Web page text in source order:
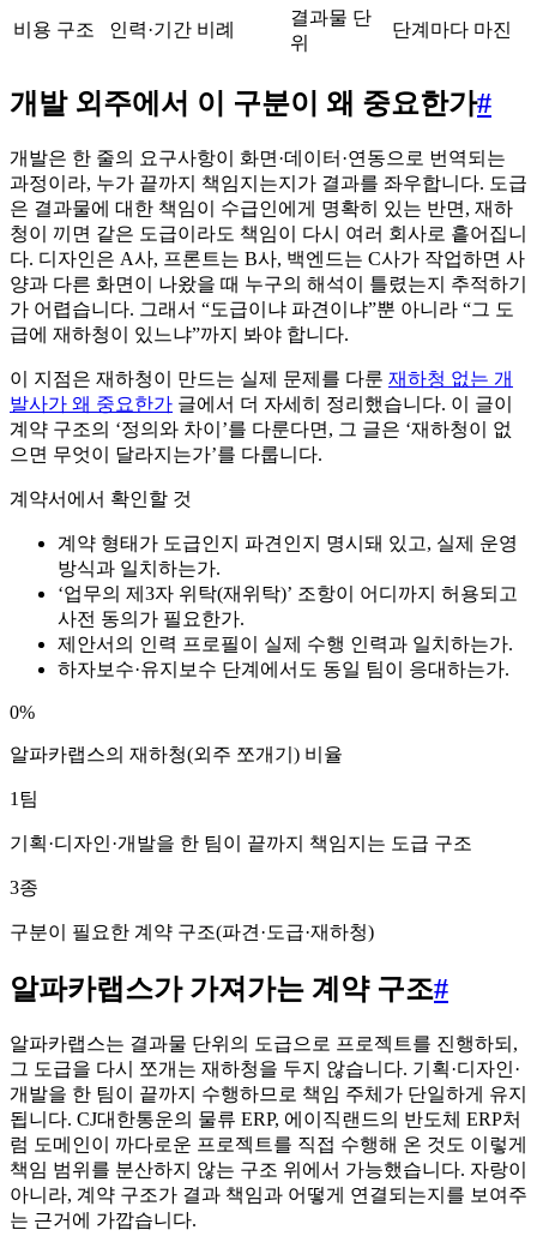
비용 구조 인력·기간 비례
결과물 단
위
단계마다 마진
개발 외주에서 이 구분이 왜 중요한가#
개발은 한 줄의 요구사항이 화면·데이터·연동으로 번역되는
과정이라, 누가 끝까지 책임지는지가 결과를 좌우합니다. 도급
은 결과물에 대한 책임이 수급인에게 명확히 있는 반면, 재하
청이 끼면 같은 도급이라도 책임이 다시 여러 회사로 흩어집니
다. 디자인은 A사, 프론트는 B사, 백엔드는 C사가 작업하면 사
양과 다른 화면이 나왔을 때 누구의 해석이 틀렸는지 추적하기
가 어렵습니다. 그래서 “도급이냐 파견이냐”뿐 아니라 “그 도
급에 재하청이 있느냐”까지 봐야 합니다.
이 지점은 재하청이 만드는 실제 문제를 다룬 재하청 없는 개
발사가 왜 중요한가 글에서 더 자세히 정리했습니다. 이 글이
계약 구조의 ‘정의와 차이’를 다룬다면, 그 글은 ‘재하청이 없
으면 무엇이 달라지는가’를 다룹니다.
계약서에서 확인할 것
계약 형태가 도급인지 파견인지 명시돼 있고, 실제 운영
방식과 일치하는가.
‘업무의 제3자 위탁(재위탁)’ 조항이 어디까지 허용되고
사전 동의가 필요한가.
제안서의 인력 프로필이 실제 수행 인력과 일치하는가.
하자보수·유지보수 단계에서도 동일 팀이 응대하는가.
0%
알파카랩스의 재하청(외주 쪼개기) 비율
1팀
기획·디자인·개발을 한 팀이 끝까지 책임지는 도급 구조
3종
구분이 필요한 계약 구조(파견·도급·재하청)
알파카랩스가 가져가는 계약 구조#
알파카랩스는 결과물 단위의 도급으로 프로젝트를 진행하되,
그 도급을 다시 쪼개는 재하청을 두지 않습니다. 기획·디자인·
개발을 한 팀이 끝까지 수행하므로 책임 주체가 단일하게 유지
됩니다. CJ대한통운의 물류 ERP, 에이직랜드의 반도체 ERP처
럼 도메인이 까다로운 프로젝트를 직접 수행해 온 것도 이렇게
책임 범위를 분산하지 않는 구조 위에서 가능했습니다. 자랑이
아니라, 계약 구조가 결과 책임과 어떻게 연결되는지를 보여주
는 근거에 가깝습니다.